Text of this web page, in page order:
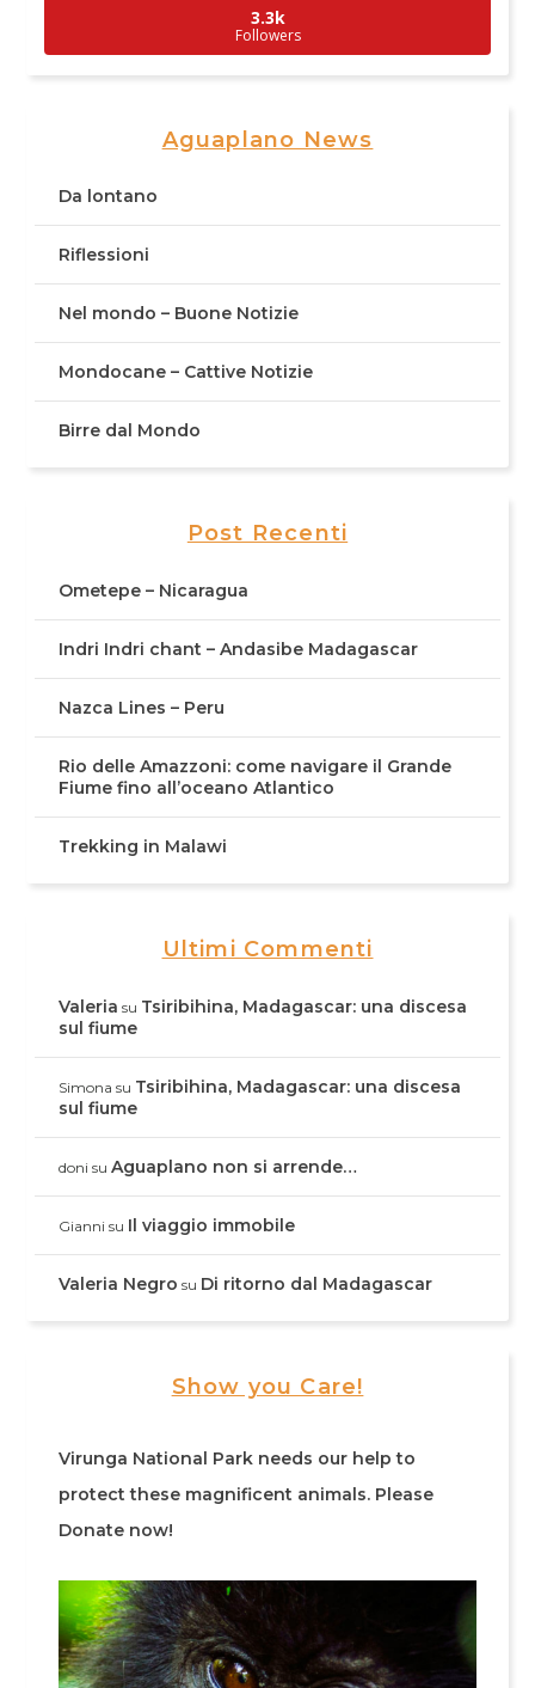
3.3k
Followers
Aguaplano News
Da lontano
Riflessioni
Nel mondo – Buone Notizie
Mondocane – Cattive Notizie
Birre dal Mondo
Post Recenti
Ometepe – Nicaragua
Indri Indri chant – Andasibe Madagascar
Nazca Lines – Peru
Rio delle Amazzoni: come navigare il Grande
Fiume fino all’oceano Atlantico
Trekking in Malawi
Ultimi Commenti
Valeria su Tsiribihina, Madagascar: una discesa
sul fiume
Simona su Tsiribihina, Madagascar: una discesa
sul fiume
doni suAguaplano non si arrende…
Gianni su Il viaggio immobile
Valeria Negro su Di ritorno dal Madagascar
Show you Care!
Virunga National Park needs our help to
protect these magnificent animals. Please
Donate now!